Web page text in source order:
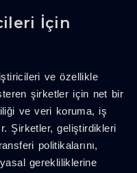
İçin
ve özellikle
şirketler için net bir
ve veri koruma, iş
Şirketler, geliştirdikleri
politikalarını,
gerekliliklerine